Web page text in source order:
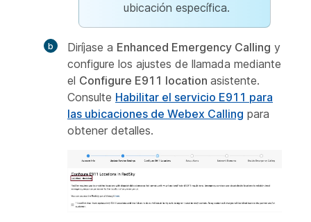
ubicación específica.
Diríjase a Enhanced Emergency Calling y
configure los ajustes de llamada mediante
el Configure E911 location asistente.
Consulte Habilitar el servicio E911 para
las ubicaciones de Webex Calling para
obtener detalles.